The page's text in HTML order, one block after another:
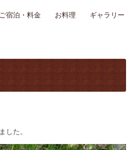
ご宿泊・料金 お料理 ギャラリー
した。